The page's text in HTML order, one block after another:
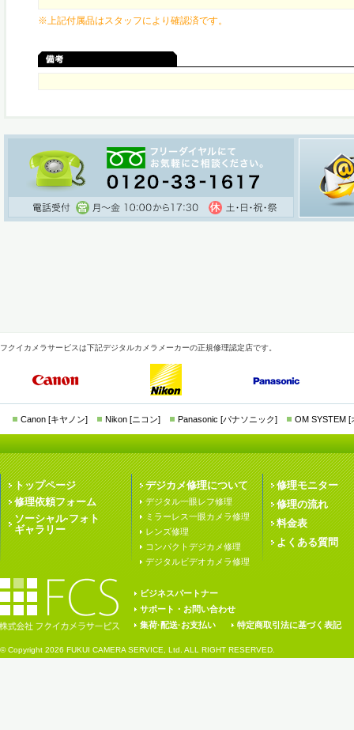
※上記付属品はスタッフにより確認済です。
フクイカメラサービスは下記デジタルカメラメーカーの正規修理認定店です。
Canon [キヤノン] Nikon [ニコン] Panasonic [パナソニック] OM SYSTEM [
トップページ
修理依頼フォーム
ソーシャル·フォト
ギャラリー
デジカメ修理について
デジタル一眼レフ修理
ミラーレス一眼カメラ修理
レンズ修理
コンパクトデジカメ修理
デジタルビデオカメラ修理
修理モニター
修理の流れ
料金表
よくある質問
ビジネスパートナー
サポート・お問い合わせ
集荷·配送·お支払い
特定商取引法に基づく表記
© Copyright 2026 FUKUI CAMERA SERVICE, Ltd. ALL RIGHT RESERVED.